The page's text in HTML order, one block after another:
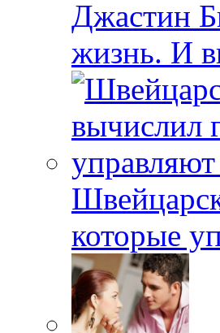
Джастин
жизнь. И
которые